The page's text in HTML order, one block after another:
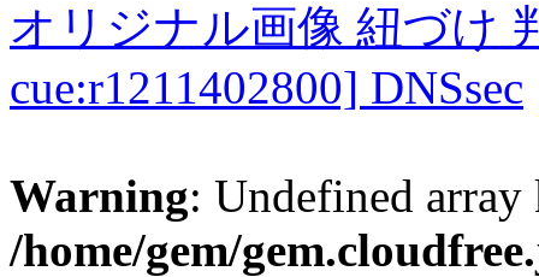
オリジナル画像 紐づけ
cue:r1211402800] DNSsec
Warning: Undefined
/home/gem/